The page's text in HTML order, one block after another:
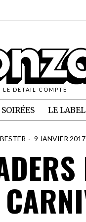
LE DETAIL COMPTE
LE LABEL
BESTER 9 JANVIER 2017